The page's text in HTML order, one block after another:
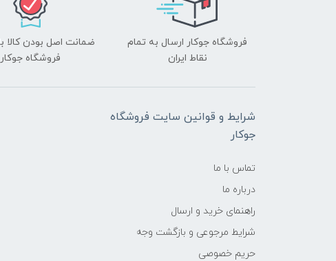
فروشگاه جوکار ارسال به تمام
نقاط ایران
ضمانت اصل بودن کالا
فروشگاه جوکار
شرایط و قوانین سایت فروشگاه
جوکار
تماس با ما
درباره ما
راهنمای خرید و ارسال
شرایط مرجوعی و بازگشت وجه
حریم خصوصی